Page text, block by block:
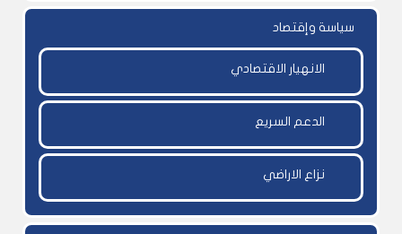
سياسة وإقتصاد
الانهيار الاقتصادي
الدعم السريع
نزاع الاراضي